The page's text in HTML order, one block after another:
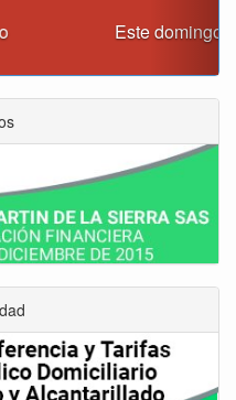
viales en Tunja